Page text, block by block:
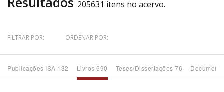
Tema
205631 itens no acervo.
FILTRAR POR: ORDENAR POR:
Publicações ISA 132 Livros 690 Teses/Dissertações 76